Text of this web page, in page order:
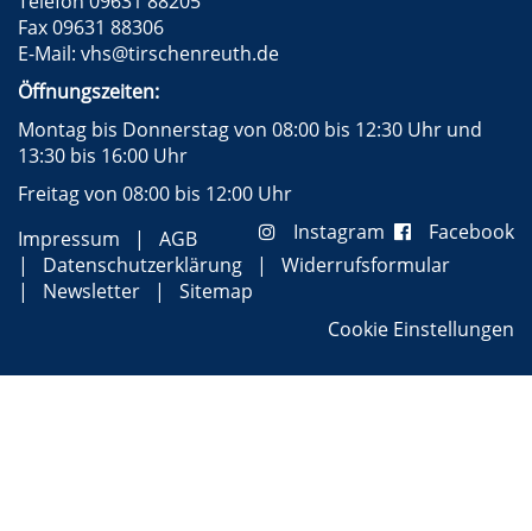
Fax 09631 88306
E-Mail: vhs@tirschenreuth.de
Öffnungszeiten:
Montag bis Donnerstag von 08:00 bis 12:30 Uhr und
13:30 bis 16:00 Uhr
Freitag von 08:00 bis 12:00 Uhr
Facebook
Instagram
Impressum
AGB
Datenschutzerklärung
Widerrufsformular
Newsletter
Sitemap
Cookie Einstellungen